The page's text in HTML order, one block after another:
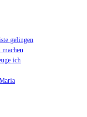
gelingen
machen
ich